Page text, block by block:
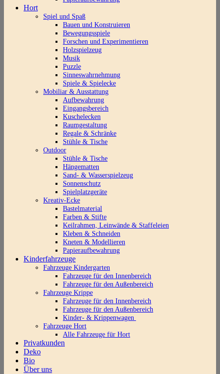
Hort
Spiel und Spaß
Bauen und Konstruieren
Bewegungsspiele
Forschen und Experimentieren
Holzspielzeug
Musik
Puzzle
Sinneswahrnehmung
Spiele & Spielecke
Mobiliar & Ausstattung
Aufbewahrung
Eingangsbereich
Kuschelecken
Raumgestaltung
Regale & Schränke
Stühle & Tische
Outdoor
Stühle & Tische
Hängematten
Sand- & Wasserspielzeug
Sonnenschutz
Spielplatzgeräte
Kreativ-Ecke
Bastelmaterial
Farben & Stifte
Keilrahmen, Leinwände & Staffeleien
Kleben & Schneiden
Kneten & Modellieren
Papieraufbewahrung
Kinderfahrzeuge
Fahrzeuge Kindergarten
Fahrzeuge für den Innenbereich
Fahrzeuge für den Außenbereich
Fahrzeuge Krippe
Fahrzeuge für den Innenbereich
Fahrzeuge für den Außenbereich
Kinder- & Krippenwagen
Fahrzeuge Hort
Alle Fahrzeuge für Hort
Privatkunden
Deko
Bio
Über uns